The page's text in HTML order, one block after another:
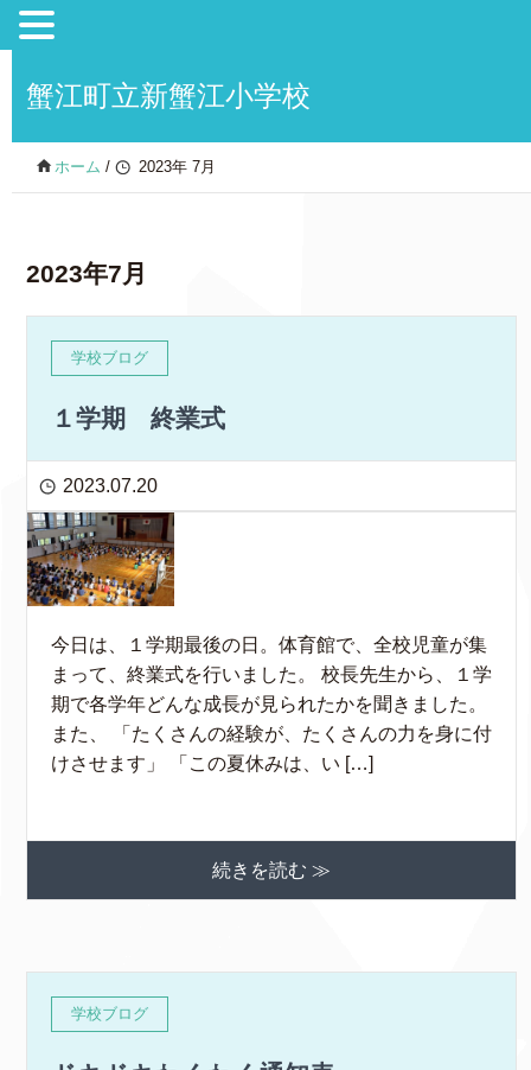
蟹江町立新蟹江小学校
ホーム / 2023年 7月
2023年7月
学校ブログ
１学期 終業式
2023.07.20
今日は、１学期最後の日。体育館で、全校児童が集
まって、終業式を行いました。 校長先生から、１学
期で各学年どんな成長が見られたかを聞きました。
また、 「たくさんの経験が、たくさんの力を身に付
けさせます」 「この夏休みは、い […]
続きを読む ≫
学校ブログ